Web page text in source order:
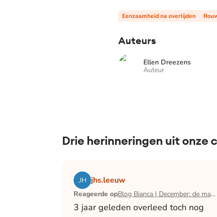
Eenzaamheid na overlijden
Auteurs
Ellen Dreezens
Auteur
Drie herinneringen uit onze
jhs.leeuw
Reageerde op Blog Bianca | December: de maand waarin ik mijn man verloor
3 jaar geleden overleed toch nog
Lees het artikel Blog Bianca | December: